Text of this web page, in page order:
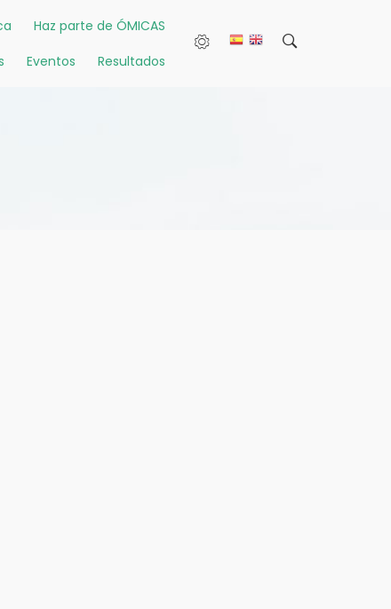
Haz parte de ÓMICAS
Eventos Resultados